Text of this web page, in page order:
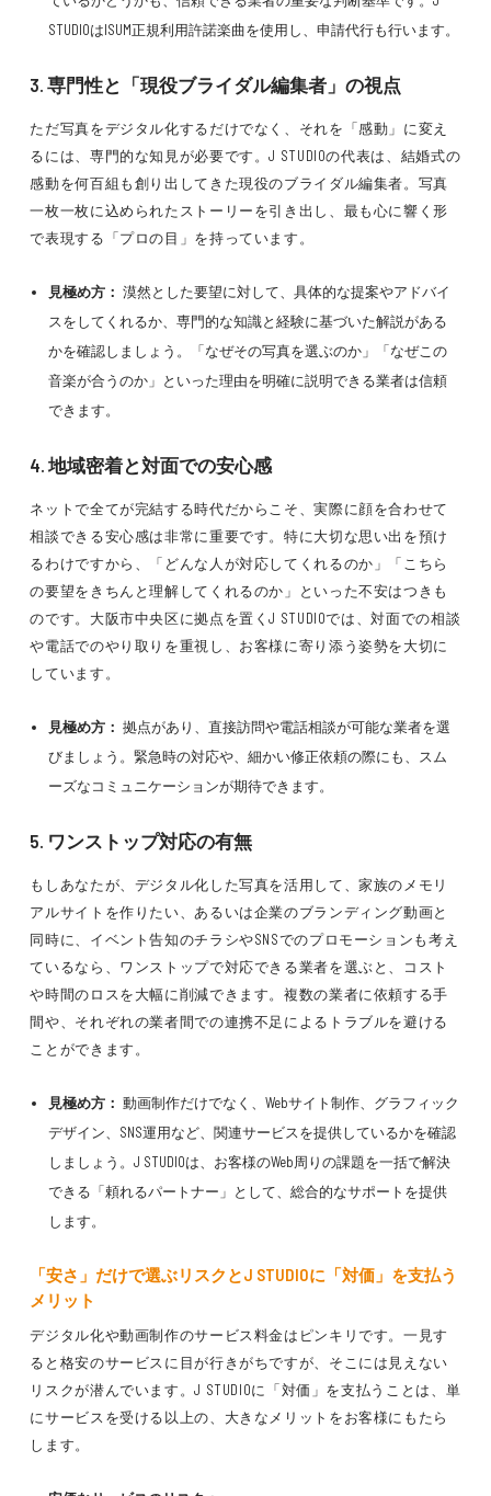
STUDIOはISUM正規利用許諾楽曲を使用し、申請代行も行います。
3. 専門性と「現役ブライダル編集者」の視点
ただ写真をデジタル化するだけでなく、それを「感動」に変え
るには、専門的な知見が必要です。J STUDIOの代表は、結婚式の
感動を何百組も創り出してきた現役のブライダル編集者。写真
一枚一枚に込められたストーリーを引き出し、最も心に響く形
で表現する「プロの目」を持っています。
見極め方： 漠然とした要望に対して、具体的な提案やアドバイ
スをしてくれるか、専門的な知識と経験に基づいた解説がある
かを確認しましょう。「なぜその写真を選ぶのか」「なぜこの
音楽が合うのか」といった理由を明確に説明できる業者は信頼
できます。
4. 地域密着と対面での安心感
ネットで全てが完結する時代だからこそ、実際に顔を合わせて
相談できる安心感は非常に重要です。特に大切な思い出を預け
るわけですから、「どんな人が対応してくれるのか」「こちら
の要望をきちんと理解してくれるのか」といった不安はつきも
のです。大阪市中央区に拠点を置くJ STUDIOでは、対面での相談
や電話でのやり取りを重視し、お客様に寄り添う姿勢を大切に
しています。
見極め方： 拠点があり、直接訪問や電話相談が可能な業者を選
びましょう。緊急時の対応や、細かい修正依頼の際にも、スム
ーズなコミュニケーションが期待できます。
5. ワンストップ対応の有無
もしあなたが、デジタル化した写真を活用して、家族のメモリ
アルサイトを作りたい、あるいは企業のブランディング動画と
同時に、イベント告知のチラシやSNSでのプロモーションも考え
ているなら、ワンストップで対応できる業者を選ぶと、コスト
や時間のロスを大幅に削減できます。複数の業者に依頼する手
間や、それぞれの業者間での連携不足によるトラブルを避ける
ことができます。
見極め方： 動画制作だけでなく、Webサイト制作、グラフィック
デザイン、SNS運用など、関連サービスを提供しているかを確認
しましょう。J STUDIOは、お客様のWeb周りの課題を一括で解決
できる「頼れるパートナー」として、総合的なサポートを提供
します。
「安さ」だけで選ぶリスクとJ STUDIOに「対価」を支払う
メリット
デジタル化や動画制作のサービス料金はピンキリです。一見す
ると格安のサービスに目が行きがちですが、そこには見えない
リスクが潜んでいます。J STUDIOに「対価」を支払うことは、単
にサービスを受ける以上の、大きなメリットをお客様にもたら
します。